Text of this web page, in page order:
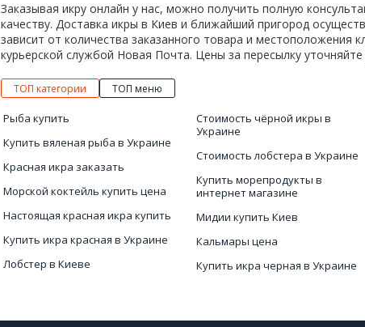
Заказывая икру онлайн у нас, можно получить полную
качеству. Доставка икры в Киев и ближайший пригород
зависит от количества заказанного товара и местоположения
курьерской службой Новая Почта. Цены за пересылку
ТОП категории ТОП меню
Рыба купить
Купить вяленая рыба в Украине
Красная икра заказать
Морской коктейль купить цена
Настоящая красная икра купить
Купить икра красная в Украине
Лобстер в Киеве
Стоимость чёрной икры в
Украине
Стоимость лобстера в Украине
Купить морепродукты в
интернет магазине
Мидии купить Киев
Кальмары цена
Купить икра черная в Украине